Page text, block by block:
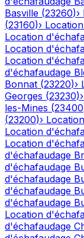
Basville (23260)›
(23160)›
Location
Location
Location
d'échafaudage
Bonnat (23220)›
Georges (23230)›
les-Mines (23400
(23200)›
Location
Location
d'échafaudage
d'échafaudage
d'échafaudage
d'échafaudage
d'échafaudage
Location
d'échafaudage